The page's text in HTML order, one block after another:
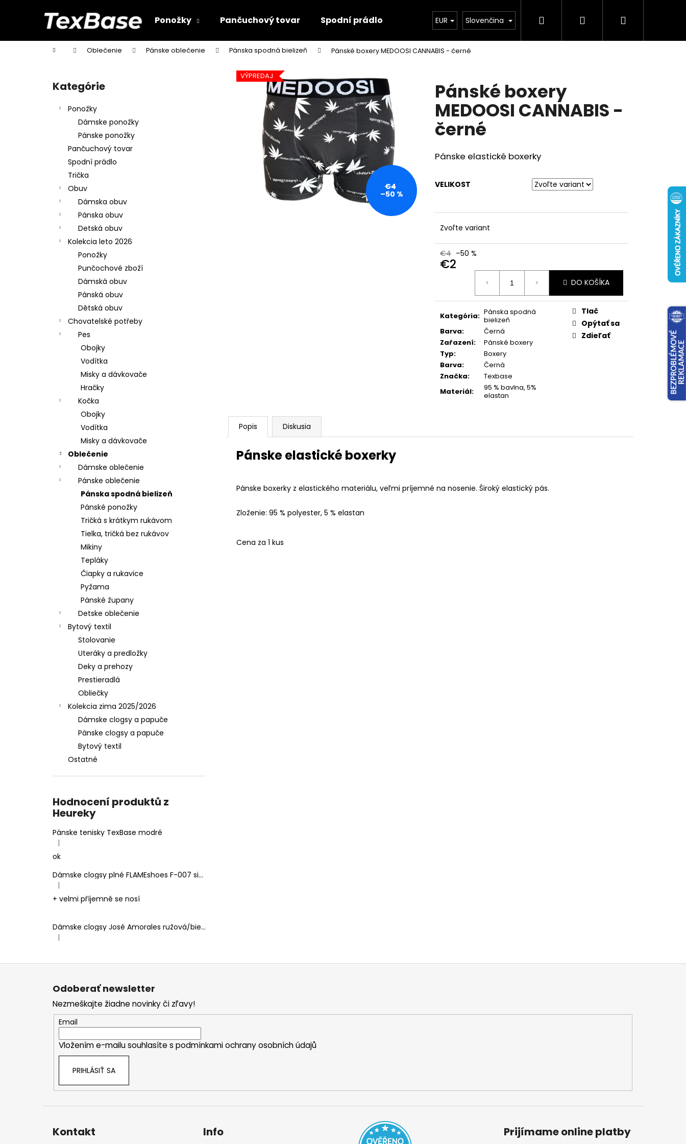
Ponožky Pančuchový tovar Spodní prádlo Obuv Kolekcia leto 2026 Chovatelské
EUR Slovenčina Hľadať PrihlásenieNákupný
Domov Oblečenie Pánske oblečenie Pánska spodná bielizeň Pánské boxery MEDOOSI CANNABIS - černé
Preskočiť
kategórie
Kategórie
Ponožky
Dámske ponožky
Pánske ponožky
Pančuchový tovar
Spodní prádlo
Trička
Obuv
Dámska obuv
Pánska obuv
Detská obuv
Kolekcia leto 2026
Ponožky
Punčochové zboží
Dámská obuv
Pánská obuv
Dětská obuv
Chovatelské potřeby
Pes
Obojky
Vodítka
Misky a dávkovače
Hračky
Kočka
Obojky
Vodítka
Misky a dávkovače
Oblečenie
Dámske oblečenie
Pánske oblečenie
Pánska spodná bielizeň
Pánské ponožky
Tričká s krátkym rukávom
Tielka, tričká bez rukávov
Mikiny
Tepláky
Čiapky a rukavice
Pyžama
Pánské župany
Detske oblečenie
Bytový textil
Stolovanie
Uteráky a predložky
Deky a prehozy
Prestieradlá
Obliečky
Kolekcia zima 2025/2026
Dámske clogsy a papuče
Pánske clogsy a papuče
Bytový textil
Ostatné
Hodnocení produktů z
Heureky
Pánske tenisky TexBase modré
Hodnotenie produktu je 5 z 5 hviezdičiek.
|
ok
Dámske clogsy plné FLAMEshoes F-007 sivé
Hodnotenie produktu je 5 z 5 hviezdičiek.
|
+ velmi příjemně se nosí
Dámske clogsy José Amorales ružová/biela
Hodnotenie produktu je 4 z 5 hviezdičiek.
|
Pánské boxery
MEDOOSI CANNABIS -
černé
Pánske elastické boxerky
VELIKOST
Zvoľte variant
€4 –50 %
€2
Jednotková
DO KOŠÍKA
Kategória: Pánska spodná
bielizeň
Barva:
Černá
Zařazení:
Pánské boxery
Typ:
Boxery
Barva:
Černá
Značka:
Texbase
Materiál:
95 % bavlna, 5%
elastan
Tlač
Opýtať sa
Zdieľať
VÝPREDAJ
€4
–50 %
Popis Diskusia
Pánske elastické boxerky
Pánske boxerky z elastického materiálu, veľmi príjemné na nosenie. Široký elastický pás.
Zloženie: 95 % polyester, 5 % elastan
Cena za 1 kus
í
Späť
do
Späť
do
Čo potrebujete nájsť?
HĽADAŤ
Odporúčame
Z
Odoberať newsletter
Nezmeškajte žiadne novinky či zľavy!
Email
Vložením e-mailu souhlasíte s podmínkami ochrany osobních údajů
PRIHLÁSIŤ SA
Kontakt Info Prijímame online platby